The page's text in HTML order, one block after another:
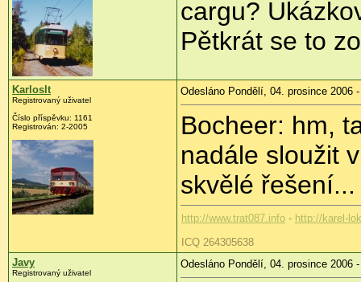
cargu?
Pětkrát se to
Karloslt
Registrovaný uživatel
Číslo příspěvku: 1161
Registrován: 2-2005
Odesláno Pondělí, 04. prosince 2006
Bocheer: hm,
nadále sloužit
skvělé řešení...
http://www.trat087.info - http://karel-
ICQ 264305638
Javy
Registrovaný uživatel
Odesláno Pondělí, 04. prosince 2006